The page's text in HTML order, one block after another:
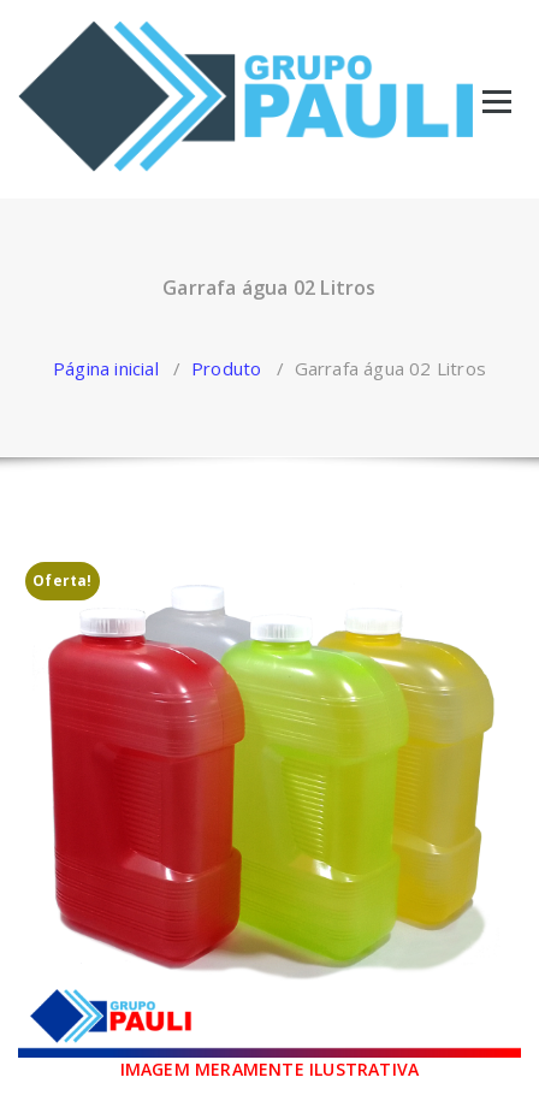
conteúdo
Garrafa água 02 Litros
Página inicial / Produto / Garrafa água 02 Litros
Oferta!